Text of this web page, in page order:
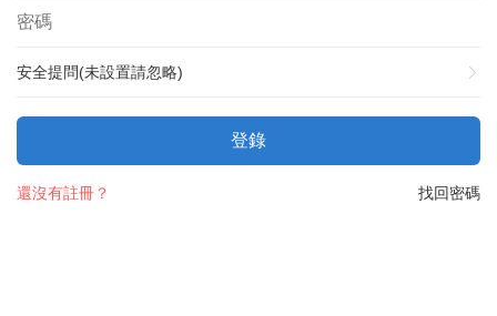
安全提問(未設置請忽略)
登錄
找回密碼
還沒有註冊？